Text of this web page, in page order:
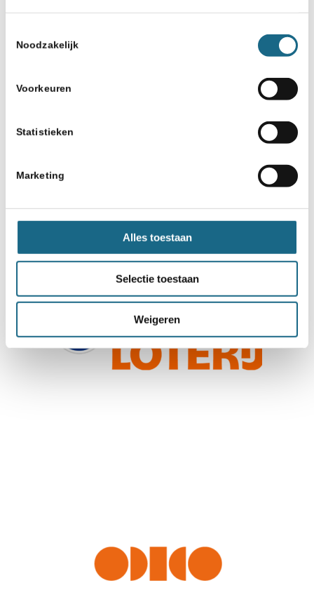
Noodzakelijk
Voorkeuren
Statistieken
Marketing
Alles toestaan
Selectie toestaan
Weigeren